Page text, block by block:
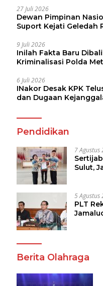
27 Juli 2026
Dewan Pimpinan
Suport Kejati Geledah
9 Juli 2026
Inilah Fakta Baru
Kriminalisasi Polda
6 Juli 2026
INakor Desak KPK
dan Dugaan
Pendidikan
7 Agustus
Sulut,
5 Agustus
PLT
Berita Olahraga